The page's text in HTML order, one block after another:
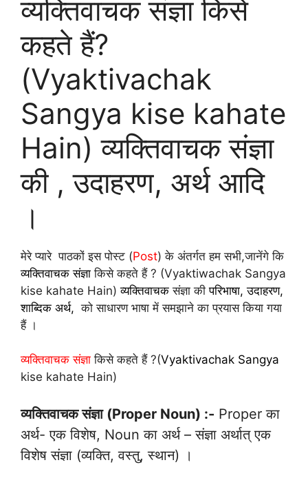
व्यक्तिवाचक संज्ञा किसे
कहते हैं?
(Vyaktivachak
Sangya kise kahate
Hain) व्यक्तिवाचक संज्ञा
की , उदाहरण, अर्थ आदि
।
मेरे प्यारे पाठकों इस पोस्ट (Post) के अंतर्गत हम सभी,जानेंगे कि
व्यक्तिवाचक संज्ञाकिसे कहते हैं ? (Vyaktiwachak Sangya
kise kahate Hain)व्यक्तिवाचक संज्ञा कीपरिभाषा, उदाहरण,
शाब्दिक अर्थ, को साधारण भाषा में समझाने का प्रयास किया गया
हैं ।
व्यक्तिवाचक संज्ञा किसे कहते हैं ?(Vyaktivachak Sangya
kise kahate Hain)
व्यक्तिवाचक संज्ञा (Proper Noun) :- Proper का
अर्थ- एक विशेष, Noun का अर्थ – संज्ञा अर्थात् एक
विशेष संज्ञा (व्यक्ति, वस्तु, स्थान) ।